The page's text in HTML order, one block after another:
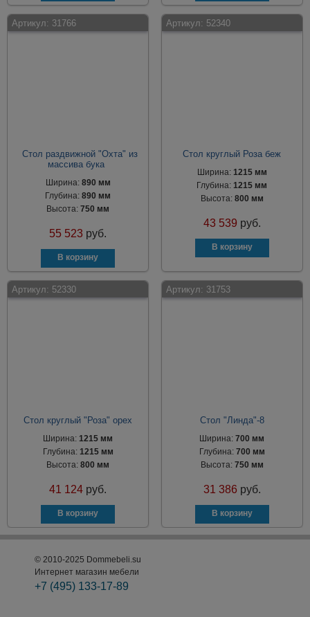
Артикул: 31766
Стол раздвижной "Охта" из
массива бука
Ширина: 890 мм
Глубина:890 мм
Высота:750 мм
55 523 руб.
Артикул: 52340
Стол круглый Роза беж
Ширина: 1215 мм
Глубина:1215 мм
Высота: 800 мм
43 539 руб.
Артикул: 52330
Стол круглый "Роза" орех
Ширина:1215 мм
Глубина: 1215 мм
Высота:800 мм
41 124 руб.
Артикул: 31753
Стол "Линда"-8
Ширина:700 мм
Глубина: 700 мм
Высота: 750 мм
31 386 руб.
© 2010-2025 Dommebeli.su
Интернет магазин мебели
+7 (495) 133-17-89